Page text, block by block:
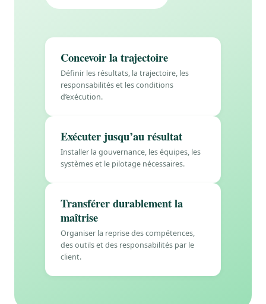
Concevoir la trajectoire
Définir les résultats, la trajectoire, les
responsabilités et les conditions
d’exécution.
Exécuter jusqu’au résultat
Installer la gouvernance, les équipes, les
systèmes et le pilotage nécessaires.
Transférer durablement la
maîtrise
Organiser la reprise des compétences,
des outils et des responsabilités par le
client.